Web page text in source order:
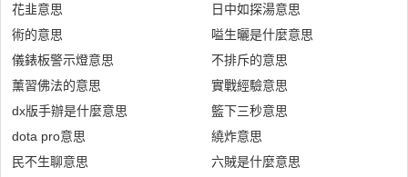
花韭意思
術的意思
儀錶板警示燈意思
薰習佛法的意思
dx版手辦是什麼意思
dota pro意思
民不生聊意思
日中如探湯意思
嗌生曬是什麼意思
不排斥的意思
實戰經驗意思
籃下三秒意思
繞炸意思
六賊是什麼意思